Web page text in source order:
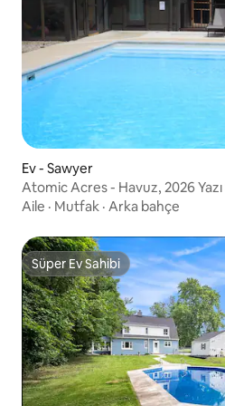
Ev - Sawyer
Atomic Acres - Havuz, 2026 Yazı
Aile · Mutfak · Arka bahçe
Süper Ev Sahibi
Süper Ev Sahibi